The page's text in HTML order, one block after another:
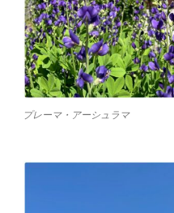
プレーマ・アーシュラマ